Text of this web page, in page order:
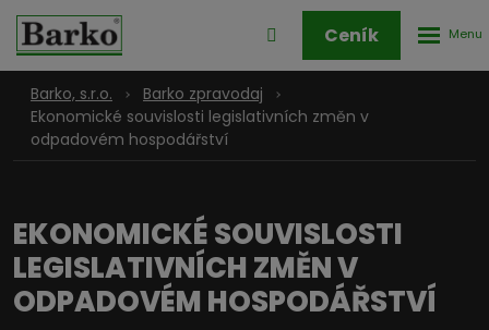
Přihlášení
zóny
Ceník
Barko, s.r.o.
Barko zpravodaj
Ekonomické souvislosti legislativních změn v
odpadovém hospodářství
EKONOMICKÉ SOUVISLOSTI
LEGISLATIVNÍCH ZMĚN V
ODPADOVÉM HOSPODÁŘSTVÍ